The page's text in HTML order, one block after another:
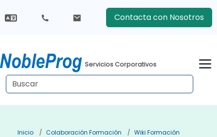
Contacta con Nosotros
Servicios Corporativos
Inicio Colaboración Formación
Wiki Formación